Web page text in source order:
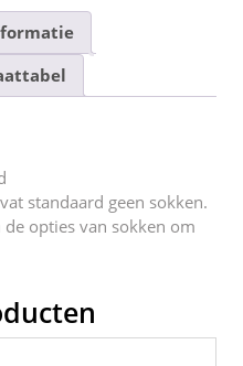
k
e
dI
e
n
standaard geen sokken.
opties van sokken om